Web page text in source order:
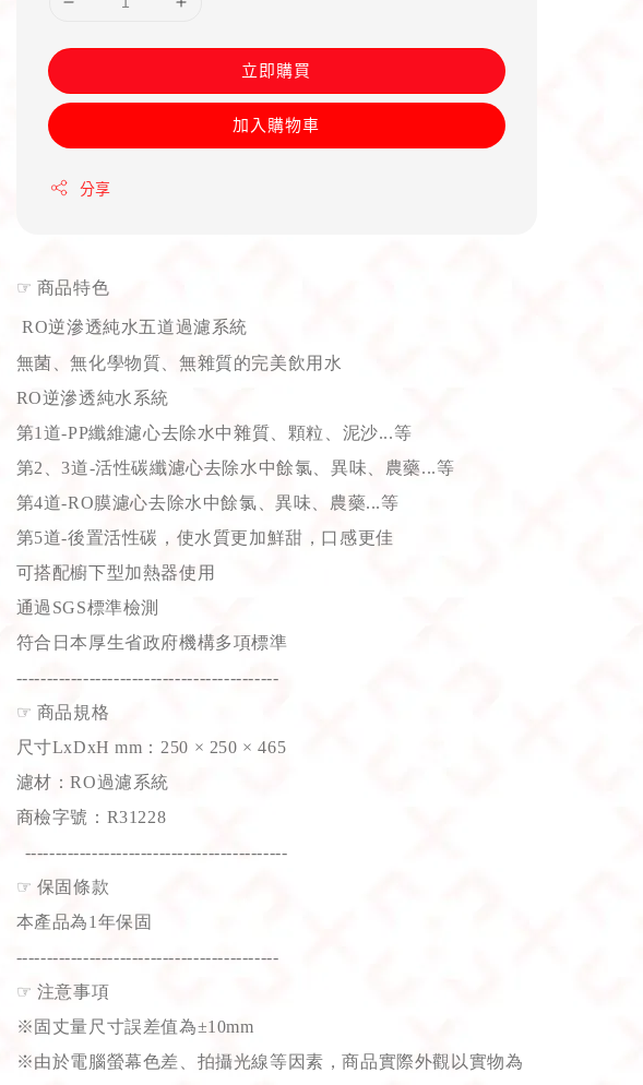
立即購買
加入購物車
分享
☞ 商品特色
RO逆滲透純水五道過濾系統
無菌、無化學物質、無雜質的完美飲用水
RO逆滲透純水系統
第1道-PP纖維濾心去除水中雜質、顆粒、泥沙...等
第2、3道-活性碳纖濾心去除水中餘氯、異味、農藥...等
第4道-RO膜濾心去除水中餘氯、異味、農藥...等
第5道-後置活性碳，使水質更加鮮甜，口感更佳
可搭配櫥下型加熱器使用
通過SGS標準檢測
符合日本厚生省政府機構多項標準
-------------------------------------------
☞ 商品規格
尺寸LxDxH mm：250 × 250 × 465
濾材：RO過濾系統
商檢字號：R31228
-------------------------------------------
☞ 保固條款
本產品為1年保固
-------------------------------------------
☞ 注意事項
※固丈量尺寸誤差值為±10mm
※由於電腦螢幕色差、拍攝光線等因素，商品實際外觀以實物為